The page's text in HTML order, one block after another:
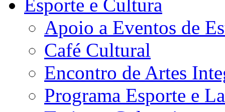
Esporte e Cultura
Apoio a Eventos de
Café Cultural
Encontro de Artes
Programa Esporte e